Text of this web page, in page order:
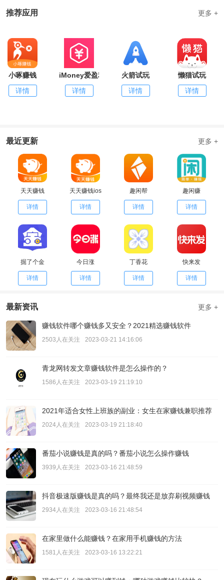
推荐应用 更多 +
小啄赚钱
详情
iMoney爱盈利
详情
火箭试玩
详情
懒猫试玩
详情
最近更新 更多 +
天天赚钱
详情
天天赚钱ios
详情
趣闲帮
详情
趣闲赚
详情
掘了个金
详情
今日涨
详情
丁香花
详情
快来发
详情
最新资讯 更多 +
赚钱软件哪个赚钱多又安全？2021精选赚钱软件
2503人在关注 2023-03-21 14:16:06
青龙网转发文章赚钱软件是怎么操作的？
1586人在关注 2023-03-19 21:19:10
2021年适合女性上班族的副业：女生在家赚钱兼职推荐
2024人在关注 2023-03-19 21:18:40
番茄小说赚钱是真的吗？番茄小说怎么操作赚钱
3939人在关注 2023-03-16 21:48:59
抖音极速版赚钱是真的吗？最终我还是放弃刷视频赚钱
2934人在关注 2023-03-16 21:48:54
在家里做什么能赚钱？在家用手机赚钱的方法
1581人在关注 2023-03-16 13:22:21